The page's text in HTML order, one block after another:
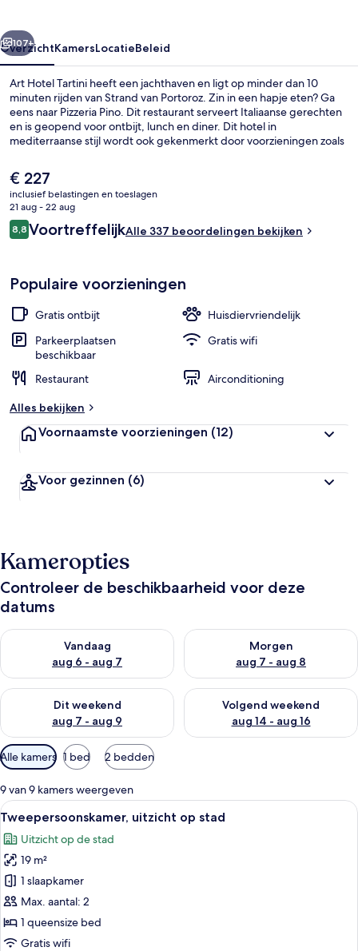
Volgende
107+
OverzichtKamersLocatieBeleid
Art Hotel Tartini heeft een jachthaven en ligt op minder dan 10
minuten rijden van Strand van Portoroz. Zin in een hapje eten? Ga
eens naar Pizzeria Pino. Dit restaurant serveert Italiaanse gerechten
en is geopend voor ontbijt, lunch en diner. Dit hotel in
mediterraanse stijl wordt ook gekenmerkt door voorzieningen zoals
De
huidige
prijs
is
€ 227
€ 227
inclusief belastingen en toeslagen
21 aug - 22 aug
Beoordelingen
8,88,8 op 10 –
VoortreffelijkAlle 337 beoordelingen bekijken
Populaire voorzieningen
Gratis ontbijt
Huisdiervriendelijk
Parkeerplaatsen
beschikbaar
Gratis wifi
Restaurant
Airconditioning
Alles bekijken
Voornaamste voorzieningen (12)
Voor gezinnen (6)
Kameropties
Controleer de beschikbaarheid voor deze
datums
Vandaag
aug 6 - aug 7
De beschikbaarheid controleren voor vanavond aug 6 - aug 7
Morgen
aug 7 - aug 8
De beschikbaarheid
Dit weekend
aug 7 - aug 9
De beschikbaarheid controleren voor dit weekend aug 7 -
Volgend weekend
aug 14 - aug 16
De beschikbaarheid
Beschikbare
filters
voor
kamers
Alle kamers 1 bed 2 bedden
9 van 9 kamers weergeven
Alle
foto's
voor
Tweepersoonskamer,
uitzicht
op
stad
laden
Een hotelkamer met een bed, een
2
Tweepersoonskamer, uitzicht op stad
Uitzicht op de stad
19 m²
1 slaapkamer
Max. aantal: 2
1 queensize bed
Gratis wifi